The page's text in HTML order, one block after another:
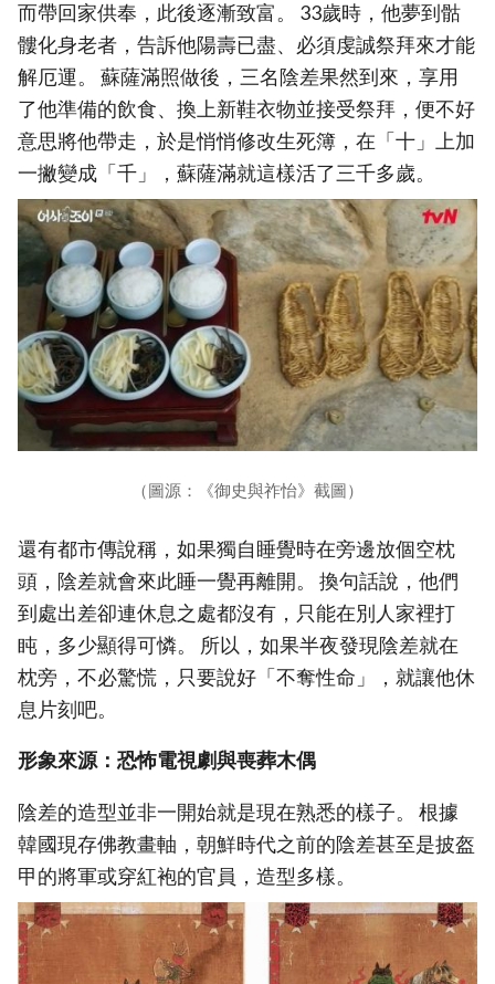
而帶回家供奉，此後逐漸致富。 33歲時，他夢到骷
髏化身老者，告訴他陽壽已盡、必須虔誠祭拜來才能
解厄運。 蘇薩滿照做後，三名陰差果然到來，享用
了他準備的飲食、換上新鞋衣物並接受祭拜，便不好
意思將他帶走，於是悄悄修改生死簿，在「十」上加
一撇變成「千」，蘇薩滿就這樣活了三千多歲。
（圖源：《御史與祚怡》截圖）
還有都市傳說稱，如果獨自睡覺時在旁邊放個空枕
頭，陰差就會來此睡一覺再離開。 換句話說，他們
到處出差卻連休息之處都沒有，只能在別人家裡打
盹，多少顯得可憐。 所以，如果半夜發現陰差就在
枕旁，不必驚慌，只要說好「不奪性命」，就讓他休
息片刻吧。
形象來源：恐怖電視劇與喪葬木偶
陰差的造型並非一開始就是現在熟悉的樣子。 根據
韓國現存佛教畫軸，朝鮮時代之前的陰差甚至是披盔
甲的將軍或穿紅袍的官員，造型多樣。